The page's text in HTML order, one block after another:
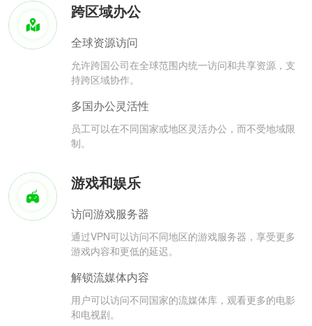
跨区域办公
全球资源访问
允许跨国公司在全球范围内统一访问和共享资源，支
持跨区域协作。
多国办公灵活性
员工可以在不同国家或地区灵活办公，而不受地域限
制。
游戏和娱乐
访问游戏服务器
通过VPN可以访问不同地区的游戏服务器，享受更多
游戏内容和更低的延迟。
解锁流媒体内容
用户可以访问不同国家的流媒体库，观看更多的电影
和电视剧。